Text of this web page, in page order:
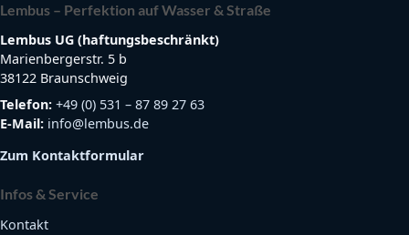
Lembus – Perfektion auf Wasser & Straße
Lembus UG (haftungsbeschränkt)
Marienbergerstr. 5 b
38122 Braunschweig
Telefon: +49 (0) 531 – 87 89 27 63
E-Mail: info@lembus.de
Zum Kontaktformular
Infos & Service
Kontakt